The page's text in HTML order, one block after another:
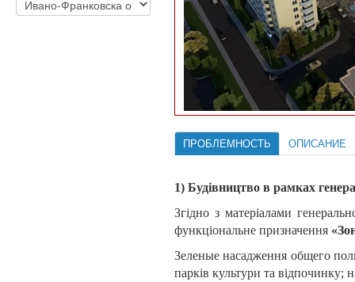
ПРОБЛЕМНОСТЬ ОПИСАНИЕ
1) Будівництво в рамках
Згідно з матеріалами
функціональне призначення
Зеленые насадження общего
парків культури та відпочинку;